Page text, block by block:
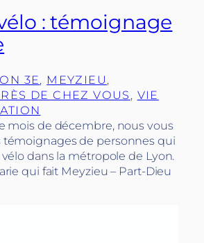
: témoignage
3E, MEYZIEU
DE CHEZ VOUS , VIE
mois de décembre, nous vous
témoignages de personnes qui
dans la métropole de Lyon.
qui fait Meyzieu – Part-Dieu